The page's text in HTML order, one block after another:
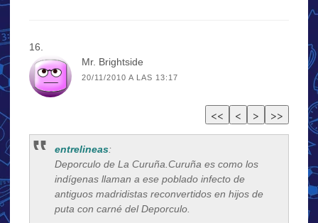
Mr. Brightside
20/11/2010 A LAS 13:17
entrelineas:
Deporculo de La Curuña.Curuña es como los
indígenas llaman a ese poblado infecto de
antiguos madridistas reconvertidos en hijos de
puta con carné del Deporculo.